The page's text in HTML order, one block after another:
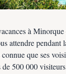
à
attendre pendant
que ses
de 500 000